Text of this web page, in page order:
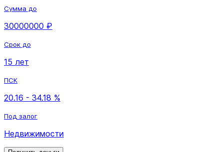
Сумма до
30000000 ₽
Срок до
15 лет
ПСК
20.16 - 34.18 %
Под залог
Недвижимости